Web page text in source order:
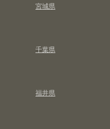
宮城県
千葉県
福井県